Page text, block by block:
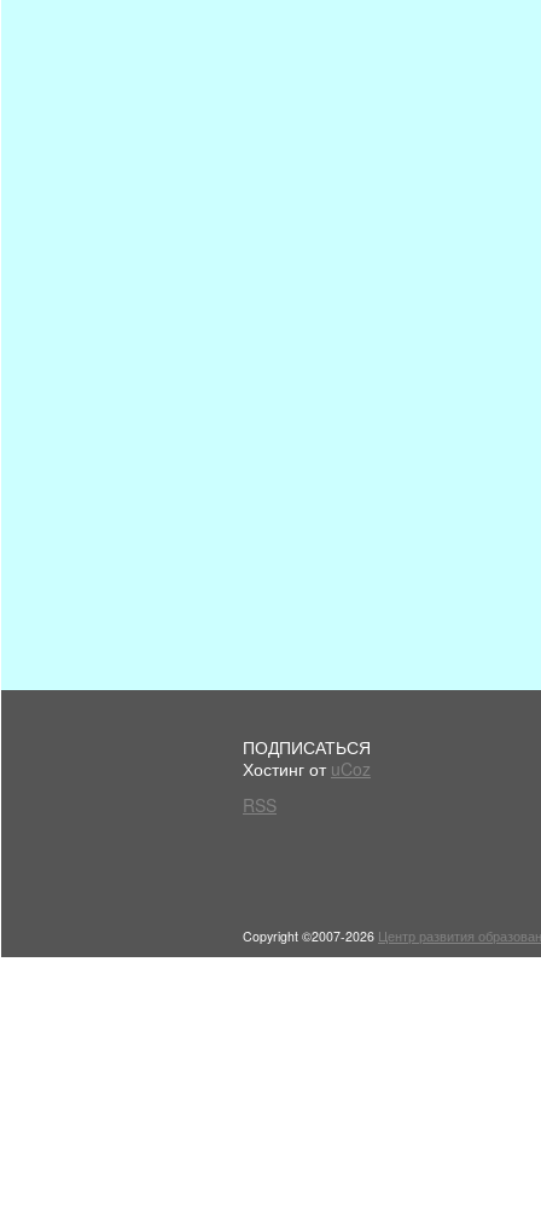
ПОДПИСАТЬСЯ
Хостинг от uCoz
RSS
Copyright ©2007-2026 Центр развития